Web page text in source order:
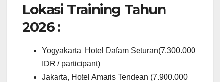
Lokasi Training Tahun
2026 :
Yogyakarta, Hotel Dafam Seturan(7.300.000
IDR / participant)
Jakarta, Hotel Amaris Tendean (7.900.000